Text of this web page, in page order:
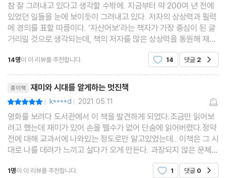
참 잘 그려내고 있다고 생각할 수밖에. 지금부터 약 200여 년 전에
있었던 일들을 눈에 보이듯이 그려내고 있다. 저자의 상상력과 필력
에 경의를 표할 따름이다. ‘자산어보’라는 책자가 가장 중심이 된 글
거리일 것으로 생각되는데, 책의 저자를 많은 상상력을 동원해 재현
시켜 놓고 있다. 실제 현장 속에 들어가 책의 저자와 함께하고 있는
14명이 이 리뷰를 추천합니다. 14 댓글 2
종이책 재미와 시대를 알게하는 멋진책
| k****d | 2021.05.11
영화를 보려다 도서관에서 이 책을 발견하게 되었다.조금만 읽어보
려고 했는데 재미가 있어 손을 뗄수가 없어 단숨에 읽어버렸다.정약
전에 대해 교과서에 나와있는 정도로만 알고있었는데...이책은 그 시
대로 나를 데려가 느끼고 살다가 오게 만든다. 과장되지 않은 문체인
데~ 민초들의 일상을 그대로 느낄수 있다.60이 넘어 눈이 침침한데
돋보기쓰고도 이렇게 집중하게 만드는 힘!!!
1명이 이 리뷰를 추천합니다. 1 댓글 0